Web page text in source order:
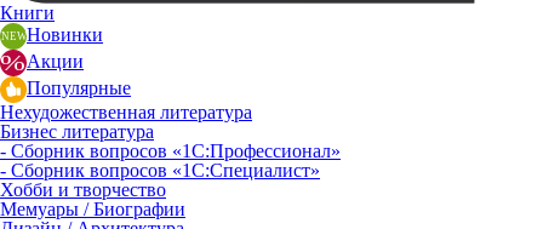
Книги
Новинки
Акции
Популярные
Нехудожественная литература
Бизнес литература
- Сборник вопросов «1С:Профессионал»
- Сборник вопросов «1С:Специалист»
Хобби и творчество
Мемуары / Биографии